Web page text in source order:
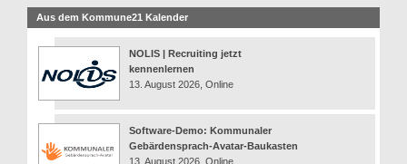
Aus dem Kommune21 Kalender
NOLIS | Recruiting jetzt
kennenlernen
13. August 2026, Online
Software-Demo: Kommunaler
Gebärdensprach-Avatar-Baukasten
13. August 2026, Online